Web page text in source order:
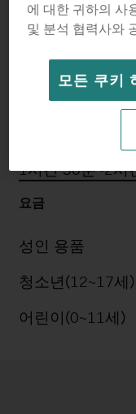
기획전 입장
11개 언어로 제공
개장 시간
1시간 30분~2시
요금
성인 용품
청소년(12~17세)
어린이(0~11세)
에 대한 귀하의 사
및 분석 협력사와
모든 쿠키